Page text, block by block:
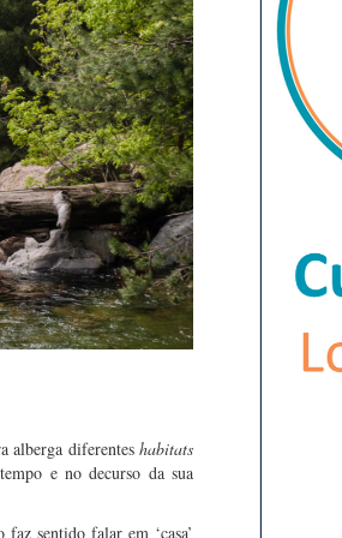
alberga diferenteshabitats
e no decurso da sua
sentido falar em ‘casa’